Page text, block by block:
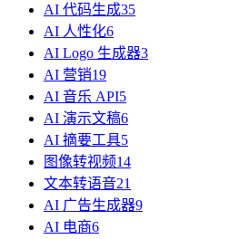
AI 代码生成35
AI 人性化6
AI Logo 生成器3
AI 营销19
AI 音乐 API5
AI 演示文稿6
AI 摘要工具5
图像转视频14
文本转语音21
AI 广告生成器9
AI 电商6